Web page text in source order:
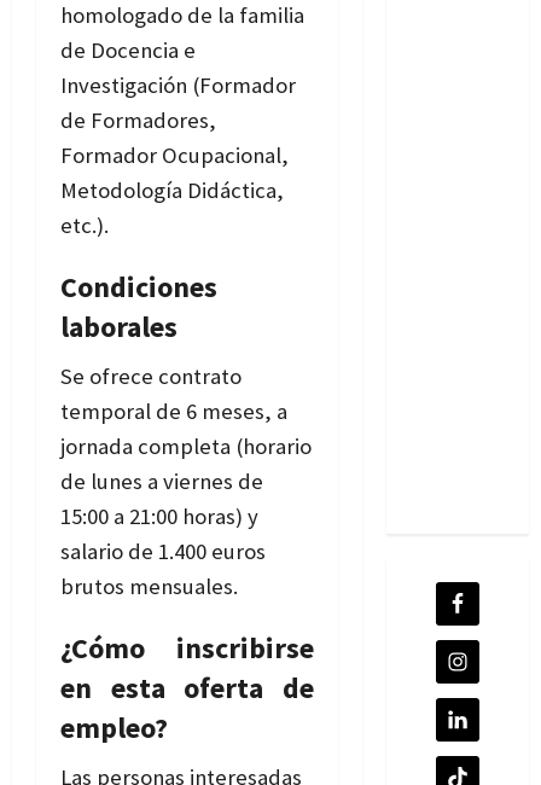
homologado de la familia
de Docencia e
Investigación (Formador
de Formadores,
Formador Ocupacional,
Metodología Didáctica,
etc.).
Condiciones
laborales
Se ofrece contrato
temporal de 6 meses, a
jornada completa (horario
de lunes a viernes de
15:00 a 21:00 horas) y
salario de 1.400 euros
brutos mensuales.
¿Cómo inscribirse
en esta oferta de
empleo?
Las personas interesadas